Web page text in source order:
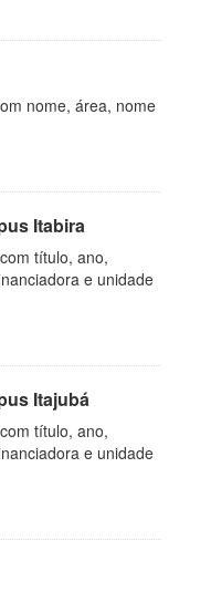
nome, área, nome
Itabira
título, ano,
e unidade
Itajubá
título, ano,
e unidade